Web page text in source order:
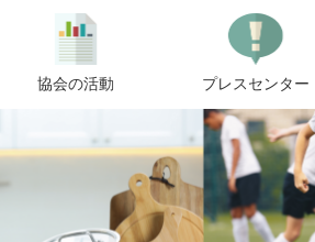
協会の活動 プレスセンター